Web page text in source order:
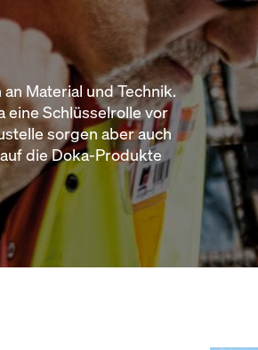
Material und Technik.
eine Schlüsselrolle vor
sorgen aber auch
die Doka-Produkte